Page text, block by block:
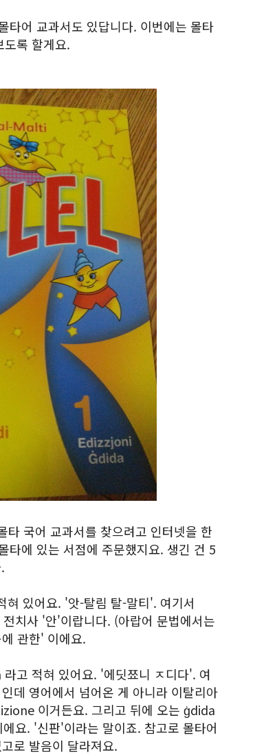
타어 교과서도 있답니다. 이번에는 몰타
록 할게요.
국어 교과서를 찾으려고 인터넷을 한
타에 있는 서점에 주문했지요. 생긴 건 5
있어요. '앗-탈림 탈-말티'. 여기서
치사 '안'이랍니다. (아랍어 문법에서는
관한' 이에요.
고 적혀 있어요. '에딧쬬니 ㅈ디다'. 여
데 영어에서 넘어온 게 아니라 이탈리아
이거든요. 그리고 뒤에 오는 ġdida
요. '신판'이라는 말이죠. 참고로 몰타어
로 발음이 달라져요.